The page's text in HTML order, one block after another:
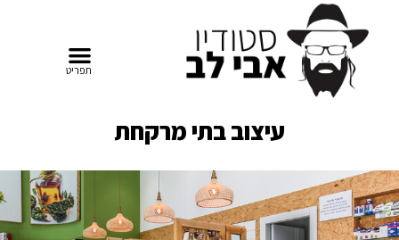
עיצוב בתי מרקחת